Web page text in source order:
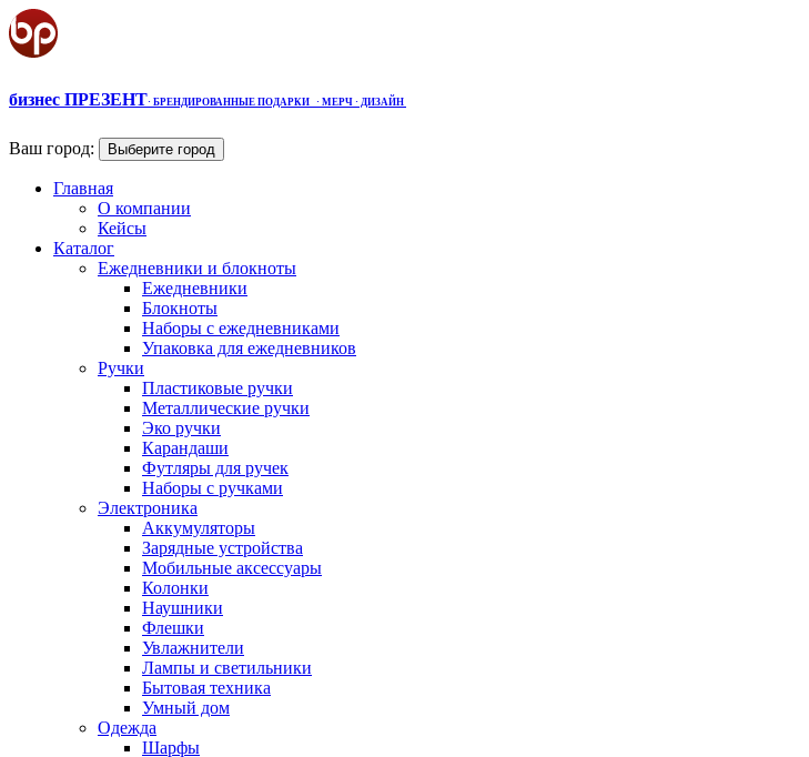
бизнес ПРЕЗЕНТ· БРЕНДИРОВАННЫЕ ПОДАРКИ · МЕРЧ · ДИЗАЙН
Ваш город: Выберите город
Главная
О компании
Кейсы
Каталог
Ежедневники и блокноты
Ежедневники
Блокноты
Наборы с ежедневниками
Упаковка для ежедневников
Ручки
Пластиковые ручки
Металлические ручки
Эко ручки
Карандаши
Футляры для ручек
Наборы с ручками
Электроника
Аккумуляторы
Зарядные устройства
Мобильные аксессуары
Колонки
Наушники
Флешки
Увлажнители
Лампы и светильники
Бытовая техника
Умный дом
Одежда
Шарфы